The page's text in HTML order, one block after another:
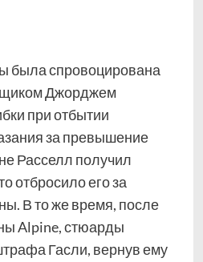
была спровоцирована
Джорджем
при отбытии
за превышение
Расселл получил
отбросило его за
В то же время, после
Alpine, стюарды
Гасли, вернув ему